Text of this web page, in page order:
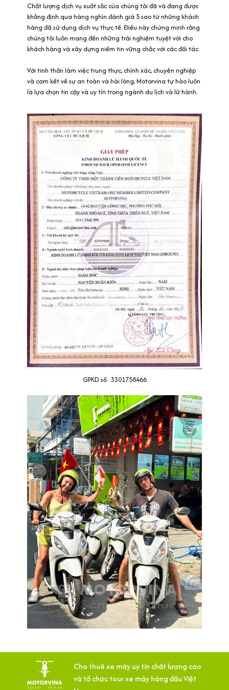
Chất lượng dịch vụ xuất sắc của chúng tôi đã và đang được
khẳng định qua hàng nghìn đánh giá 5 sao từ những khách
hàng đã sử dụng dịch vụ thực tế. Điều này chứng minh rằng
chúng tôi luôn mang đến những trải nghiệm tuyệt vời cho
khách hàng và xây dựng niềm tin vững chắc với các đối tác.
Với tinh thần làm việc trung thực, chính xác, chuyên nghiệp
và cam kết về sự an toàn và hài lòng, Motorvina tự hào luôn
là lựa chọn tin cậy và uy tín trong ngành du lịch và lữ hành.
GPKD số: 3301758466
Cho thuê xe máy uy tín chất lượng cao
và tổ chức tour xe máy hàng đầu Việt